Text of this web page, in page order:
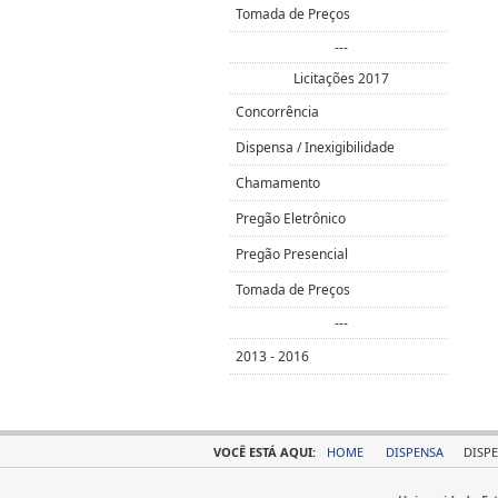
Tomada de Preços
---
Licitações 2017
Concorrência
Dispensa / Inexigibilidade
Chamamento
Pregão Eletrônico
Pregão Presencial
Tomada de Preços
---
2013 - 2016
VOCÊ ESTÁ AQUI: HOME DISPENSA